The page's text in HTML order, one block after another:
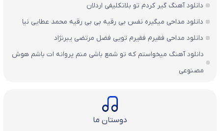
دانلود آهنگ گیر کردم تو بلاتکلیفی اردلان
دانلود مداحی میگیره نفس بی رقیه بی بی رقیه محمد عطایی نیا
دانلود مداحی فقیرم فقیرم تویی فضل مرتضی یبرنژاد
دانلود آهنگ میخواستم که تو شمع باشی منم پروانه ات باشم هوش
مصنوعی
دوستان ما